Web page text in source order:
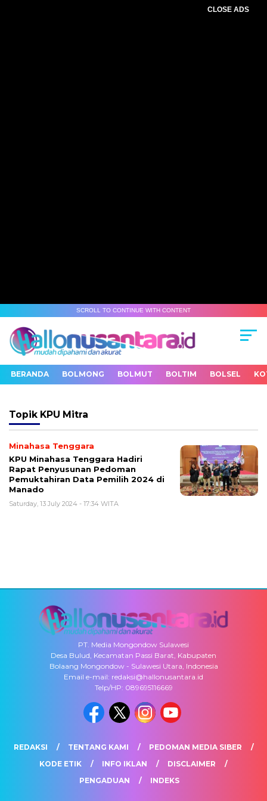
CLOSE ADS
SCROLL TO CONTINUE WITH CONTENT
BERANDA BOLMONG BOLMUT BOLTIM BOLSEL
Topik KPU Mitra
Minahasa Tenggara
KPU Minahasa Tenggara Hadiri
Rapat Penyusunan Pedoman
Pemuktahiran Data Pemilih 2024 di
Manado
Saturday, 13 July 2024 - 17:34 WITA
PT. Media Mongondow Sulawesi
Desa Bulud, Kecamatan Passi Barat, Kabupaten
Bolaang Mongondow - Sulawesi Utara, Indonesia
Email e-mail: redaksi@hallonusantara.id
Telp/HP: 089695116669
REDAKSI TENTANG KAMI
PEDOMAN MEDIA SIBER
KODE ETIK
INFO IKLAN
DISCLAIMER
PENGADUAN
INDEKS